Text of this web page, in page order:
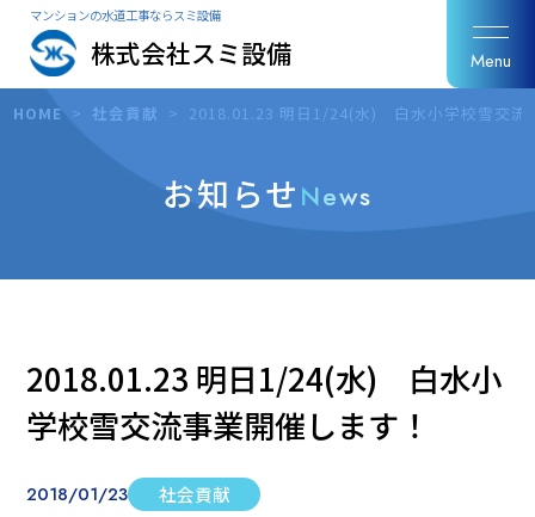
マンションの水道工事ならスミ設備
株式会社スミ設備 Menu
お知らせNews
HOME > 社会貢献 > 2018.01.23 明日1/24(水) 白水小学校雪交
2018.01.23 明日1/24(水) 白水小
学校雪交流事業開催します！
2018/01/23 社会貢献